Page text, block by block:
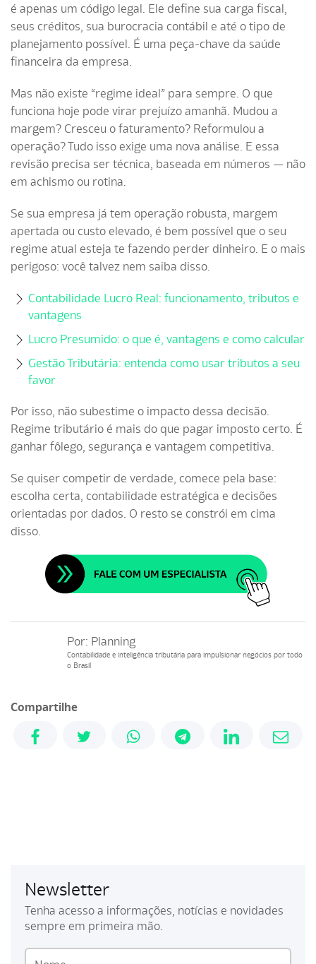
é apenas um código legal. Ele define sua carga fiscal,
seus créditos, sua burocracia contábil e até o tipo de
planejamento possível. É uma peça-chave da saúde
financeira da empresa.
Mas não existe “regime ideal” para sempre. O que
funciona hoje pode virar prejuízo amanhã. Mudou a
margem? Cresceu o faturamento? Reformulou a
operação? Tudo isso exige uma nova análise. E essa
revisão precisa ser técnica, baseada em números — não
em achismo ou rotina.
Se sua empresa já tem operação robusta, margem
apertada ou custo elevado, é bem possível que o seu
regime atual esteja te fazendo perder dinheiro. E o mais
perigoso: você talvez nem saiba disso.
Contabilidade Lucro Real: funcionamento, tributos e
vantagens
Lucro Presumido: o que é, vantagens e como calcular
Gestão Tributária: entenda como usar tributos a seu
favor
Por isso, não subestime o impacto dessa decisão.
Regime tributário é mais do que pagar imposto certo. É
ganhar fôlego, segurança e vantagem competitiva.
Se quiser competir de verdade, comece pela base:
escolha certa, contabilidade estratégica e decisões
orientadas por dados. O resto se constrói em cima
disso.
Por: Planning
Contabilidade e inteligência tributária para impulsionar negócios por todo
o Brasil
Compartilhe
Newsletter
Tenha acesso a informações, notícias e novidades
sempre em primeira mão.